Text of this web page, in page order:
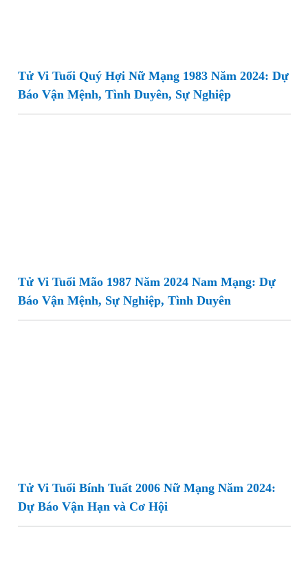
Tử Vi Tuổi Quý Hợi Nữ Mạng 1983 Năm 2024: Dự
Báo Vận Mệnh, Tình Duyên, Sự Nghiệp
Tử Vi Tuổi Mão 1987 Năm 2024 Nam Mạng: Dự
Báo Vận Mệnh, Sự Nghiệp, Tình Duyên
Tử Vi Tuổi Bính Tuất 2006 Nữ Mạng Năm 2024:
Dự Báo Vận Hạn và Cơ Hội